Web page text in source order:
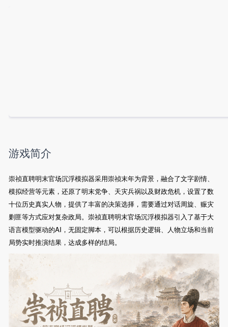
游戏简介
崇祯直聘明末官场沉浮模拟器采用崇祯末年为背景，融合了文字剧情、
模拟经营等元素，还原了明末党争、天灾兵祸以及财政危机，设置了数
十位历史真实人物，提供了丰富的决策选择，需要通过对话周旋、赈灾
剿匪等方式应对复杂政局。崇祯直聘明末官场沉浮模拟器引入了基于大
语言模型驱动的AI，无固定脚本，可以根据历史逻辑、人物立场和当前
局势实时推演结果，达成多样的结局。